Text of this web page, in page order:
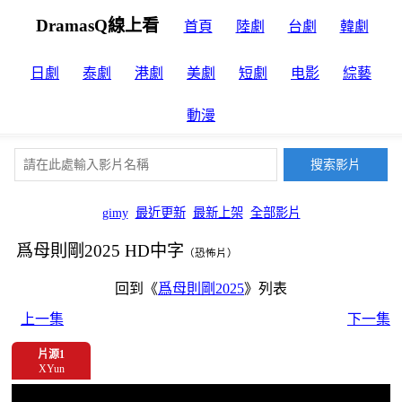
DramasQ線上看 首頁 陸劇 台劇 韓劇
日劇 泰劇 港劇 美劇 短劇 电影 綜藝
動漫
gimy 最近更新 最新上架 全部影片
爲母則剛2025 HD中字 （恐怖片）
回到《爲母則剛2025》列表
上一集
下一集
片源1
XYun